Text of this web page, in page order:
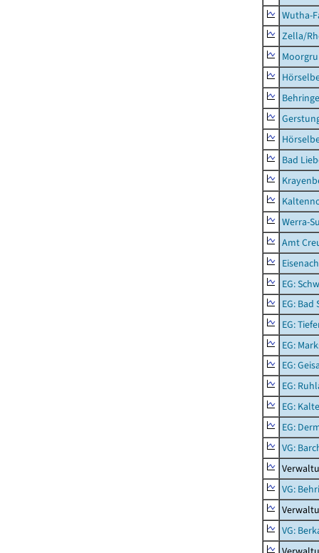
Wutha-
Zella/
Bad
Werra-
Amt
EG:
EG:
EG:
EG:
EG:
EG:
EG:
EG:
VG:
VG:
VG: